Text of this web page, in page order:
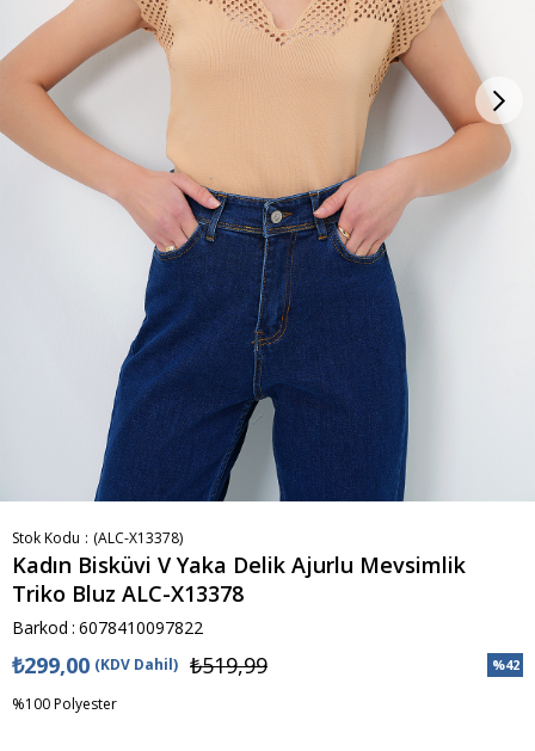
Stok Kodu (ALC-X13378)
Kadın Bisküvi V Yaka Delik Ajurlu Mevsimlik
Triko Bluz ALC-X13378
Barkod : 6078410097822
%42
₺519,99
₺299,00 (KDV Dahil)
%100 Polyester